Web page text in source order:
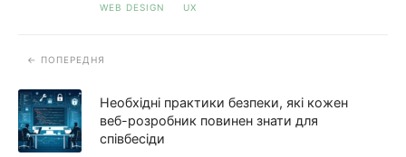
WEB DESIGN
UX
ПОПЕРЕДНЯ
Необхідні практики безпеки, які кожен
веб-розробник повинен знати для
співбесіди